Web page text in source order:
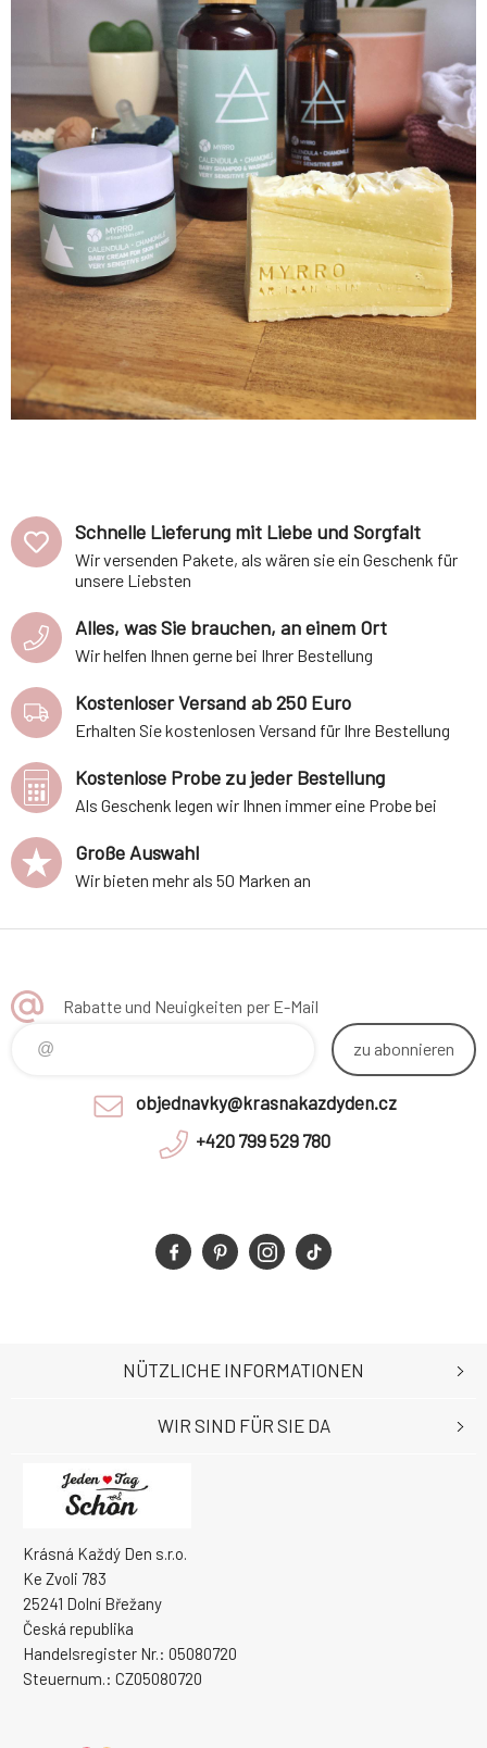
Schnelle Lieferung mit Liebe und Sorgfalt
Wir versenden Pakete, als wären sie ein Geschenk für
unsere Liebsten
Alles, was Sie brauchen, an einem Ort
Wir helfen Ihnen gerne bei Ihrer Bestellung
Kostenloser Versand ab 250 Euro
Erhalten Sie kostenlosen Versand für Ihre Bestellung
Kostenlose Probe zu jeder Bestellung
Als Geschenk legen wir Ihnen immer eine Probe bei
Große Auswahl
Wir bieten mehr als 50 Marken an
Rabatte und Neuigkeiten per E-Mail
zu abonnieren
objednavky@krasnakazdyden.cz
+420 799 529 780
Krásná Každý Den s.r.o.
Ke Zvoli 783
25241 Dolní Břežany
Česká republika
Handelsregister Nr.: 05080720
Steuernum.: CZ05080720
NÜTZLICHE INFORMATIONEN
WIR SIND FÜR SIE DA